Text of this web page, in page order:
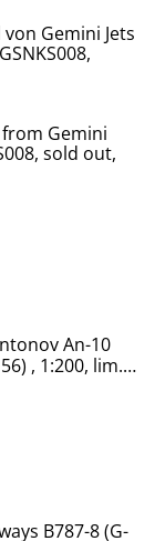
Gemini Jets
Gemini
sold out,
An-10
, 1:200, lim.
B787-8 (G-